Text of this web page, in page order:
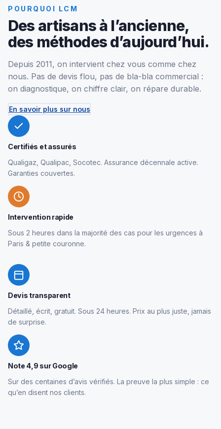
POURQUOI LCM
Des artisans à l’ancienne,
des méthodes d’aujourd’hui.
Depuis 2011, on intervient chez vous comme chez
nous. Pas de devis flou, pas de bla-bla commercial :
on diagnostique, on chiffre clair, on répare durable.
En savoir plus sur nous
Certifiés et assurés
Qualigaz, Qualipac, Socotec. Assurance décennale active.
Garanties couvertes.
Intervention rapide
Sous 2 heures dans la majorité des cas pour les urgences à
Paris & petite couronne.
Devis transparent
Détaillé, écrit, gratuit. Sous 24 heures. Prix au plus juste, jamais
de surprise.
Note 4,9 sur Google
Sur des centaines d’avis vérifiés. La preuve la plus simple : ce
qu’en disent nos clients.